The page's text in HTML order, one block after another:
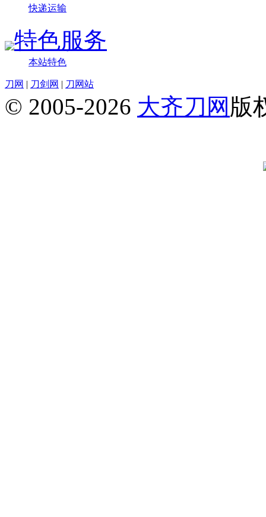
快递运输
特色服务
本站特色
刀网 | 刀剑网 | 刀网站
© 2005-2026 大齐刀网 版